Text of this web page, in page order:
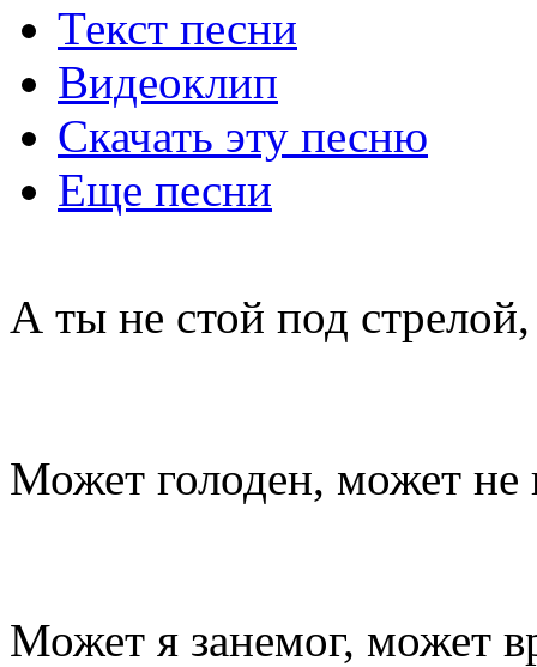
Текст песни
Видеоклип
Скачать эту песню
Еще песни
А ты не стой под
Может голоден, может не
Может я занемог, может